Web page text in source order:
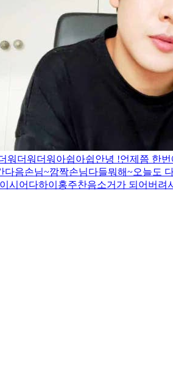
워더워더워 아쉽아쉽안녕 !언제쯤 한
다음손님~깜짝손님다들뭐해~오늘도
시어다하이 홍주찬음소거가 되어버려